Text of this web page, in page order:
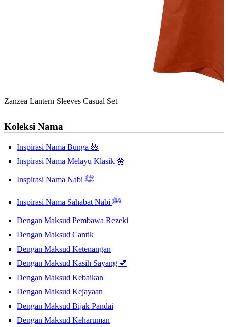
Zanzea Lantern Sleeves Casual Set
Koleksi Nama
Inspirasi Nama Bunga 🌺
Inspirasi Nama Melayu Klasik 🌼
Inspirasi Nama Nabi ﷺ
Inspirasi Nama Sahabat Nabi ﷺ
Dengan Maksud Pembawa Rezeki
Dengan Maksud Cantik
Dengan Maksud Ketenangan
Dengan Maksud Kasih Sayang 💕
Dengan Maksud Kebaikan
Dengan Maksud Kejayaan
Dengan Maksud Bijak Pandai
Dengan Maksud Keharuman